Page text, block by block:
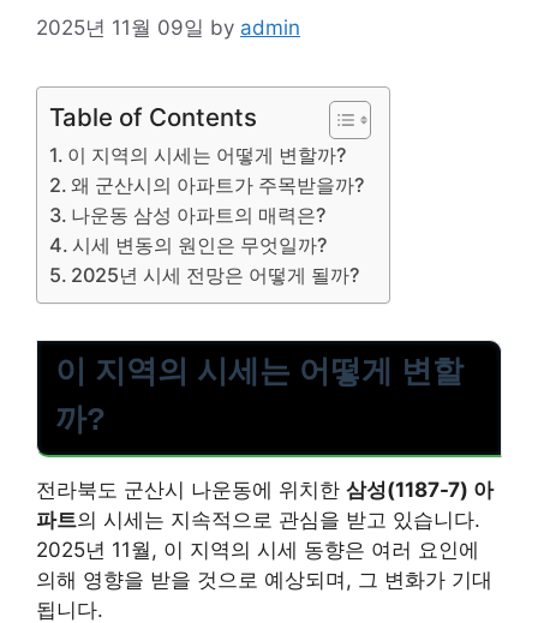
2025년 11월 09일 by admin
Table of Contents
이 지역의 시세는 어떻게 변할까?
왜 군산시의 아파트가 주목받을까?
나운동 삼성 아파트의 매력은?
시세 변동의 원인은 무엇일까?
2025년 시세 전망은 어떻게 될까?
이 지역의 시세는 어떻게 변할
까?
전라북도 군산시 나운동에 위치한 삼성(1187-7) 아
파트의 시세는 지속적으로 관심을 받고 있습니다.
2025년 11월, 이 지역의 시세 동향은 여러 요인에
의해 영향을 받을 것으로 예상되며, 그 변화가 기대
됩니다.